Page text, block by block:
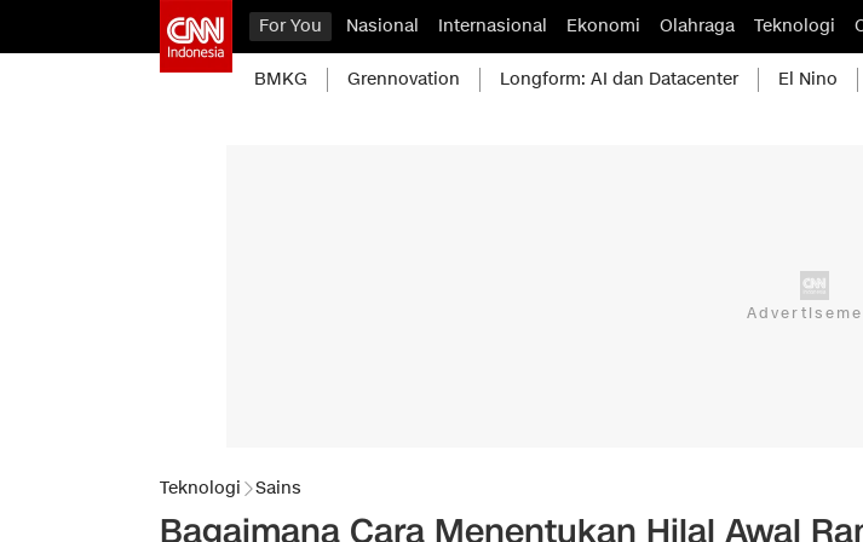
For You Nasional Internasional Ekonomi Olahraga Teknologi
BMKG Grennovation Longform: AI dan Datacenter El Nino
Teknologi Sains
Bagaimana Cara Menentukan Hilal Awal